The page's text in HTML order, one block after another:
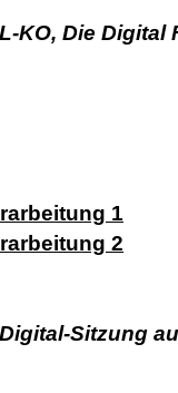
KO, Die
1
2
Sitzung